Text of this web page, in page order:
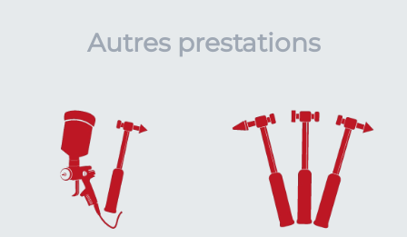
Autres prestations
EN SAVOIR
PLUS...
EN SAVOIR
PLUS...